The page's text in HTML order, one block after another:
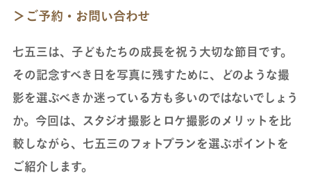
ご予約・お問い合わせ
七五三は、子どもたちの成長を祝う大切な節目です。
その記念すべき日を写真に残すために、どのような撮
影を選ぶべきか迷っている方も多いのではないでしょう
か。今回は、スタジオ撮影とロケ撮影のメリットを比
較しながら、七五三のフォトプランを選ぶポイントを
ご紹介します。